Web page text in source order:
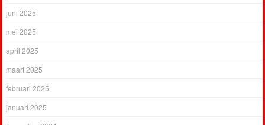
juni 2025
mei 2025
april 2025
maart 2025
februari 2025
januari 2025